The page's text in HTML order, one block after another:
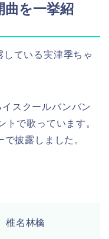
曲を一挙紹
ている実津季ちゃ
スクールバンバン
で歌っています。
で披露しました。
椎名林檎